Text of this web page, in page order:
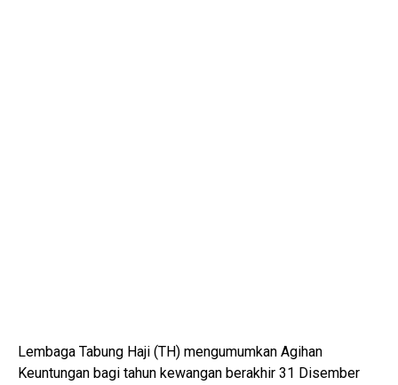
Lembaga Tabung Haji (TH) mengumumkan Agihan
Keuntungan bagi tahun kewangan berakhir 31 Disember